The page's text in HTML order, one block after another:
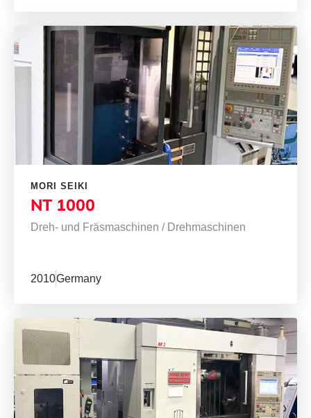
MORI SEIKI
NT 1000
Dreh- und Fräsmaschinen / Drehmaschinen
2010Germany